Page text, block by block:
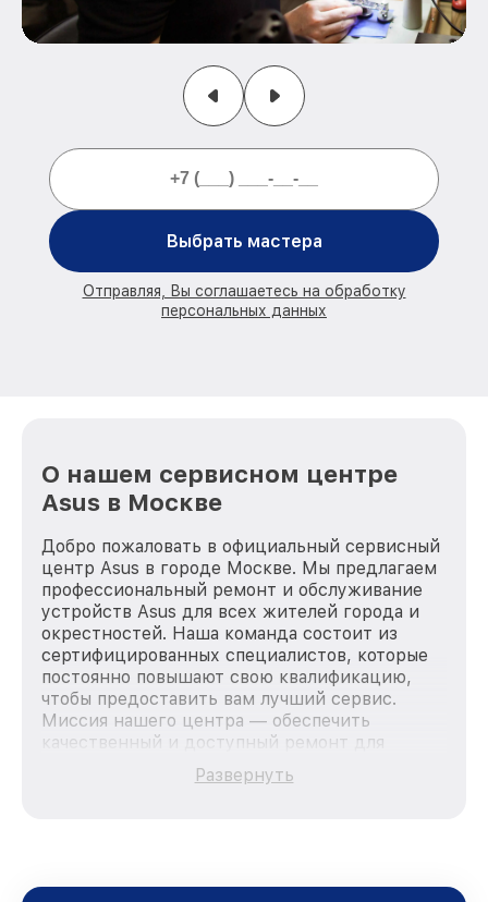
Выбрать мастера
Отправляя, Вы соглашаетесь на обработку
персональных данных
О нашем сервисном центре
Asus в Москве
Добро пожаловать в официальный сервисный
центр Asus в городе Москве. Мы предлагаем
профессиональный ремонт и обслуживание
устройств Asus для всех жителей города и
окрестностей. Наша команда состоит из
сертифицированных специалистов, которые
постоянно повышают свою квалификацию,
чтобы предоставить вам лучший сервис.
Миссия нашего центра — обеспечить
качественный и доступный ремонт для
каждого пользователя продукции Asus, вне
зависимости от сложности поломки. Мы
Развернуть